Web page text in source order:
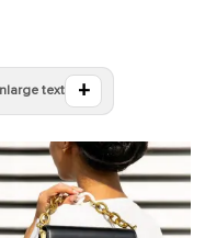
text +